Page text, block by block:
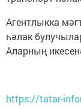
Агентлыкка
һәлак
Аларның
https://tatar-